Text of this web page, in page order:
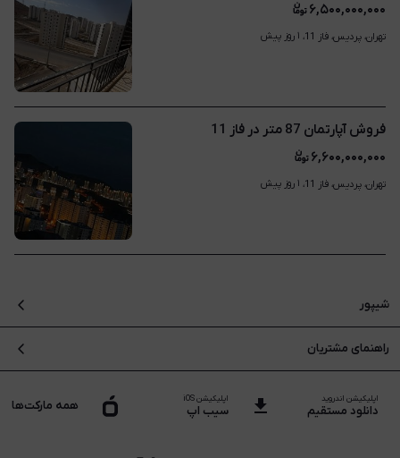
۶,۵۰۰,۰۰۰,۰۰۰
تهران، پردیس، فاز 11، ۱ روز پیش
فروش آپارتمان 87 متر در فاز 11
۶,۶۰۰,۰۰۰,۰۰۰
تهران، پردیس، فاز 11، ۱ روز پیش
شیپور
فرصت های شغلی
راهنمای مشتریان
تماس با پشتیبانی
اپلیکیشن اندروید
دانلود مستقیم
اپلیکیشن iOS
سیب اپ همه مارکت‌ها